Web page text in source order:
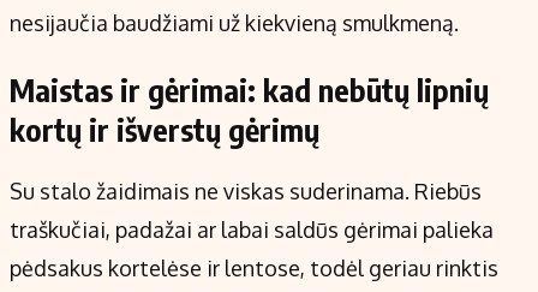
nesijaučia baudžiami už kiekvieną smulkmeną.
Maistas ir gėrimai: kad nebūtų lipnių
kortų ir išverstų gėrimų
Su stalo žaidimais ne viskas suderinama. Riebūs
traškučiai, padažai ar labai saldūs gėrimai palieka
pėdsakus kortelėse ir lentose, todėl geriau rinktis